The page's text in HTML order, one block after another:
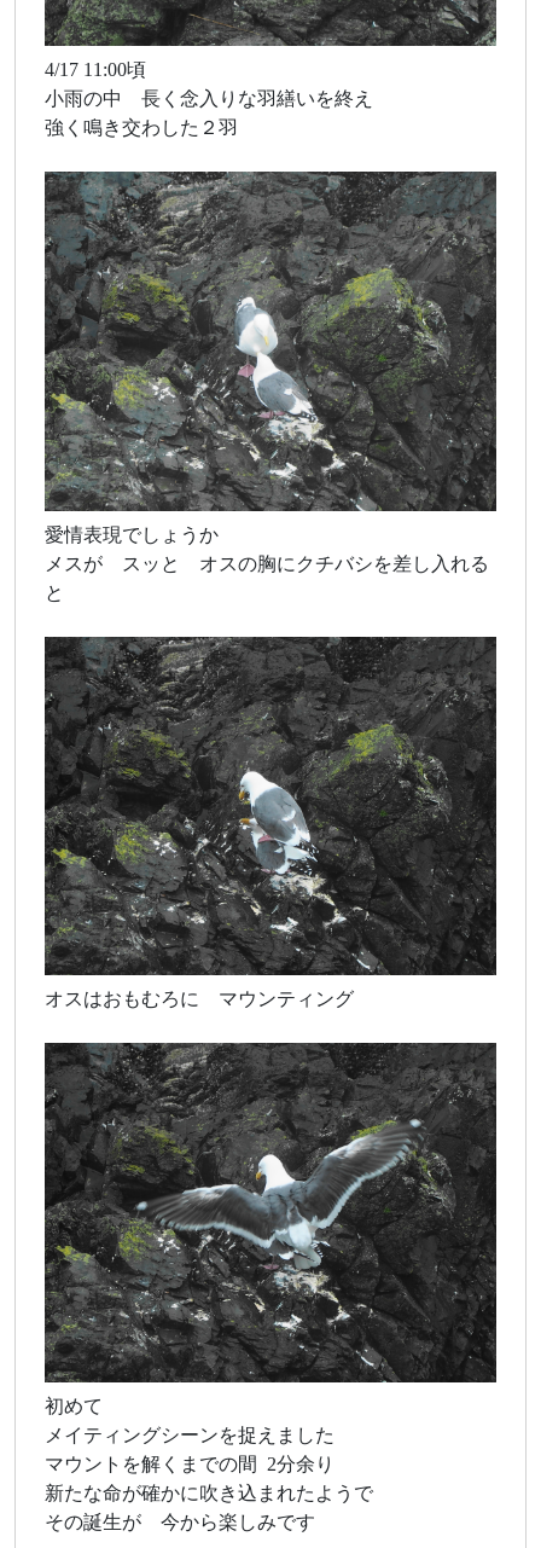
4/17 11:00頃
小雨の中 長く念入りな羽繕いを終え
強く鳴き交わした２羽
愛情表現でしょうか
メスが スッと オスの胸にクチバシを差し入れる
と
オスはおもむろに マウンティング
初めて
メイティングシーンを捉えました
マウントを解くまでの間 2分余り
新たな命が確かに吹き込まれたようで
その誕生が 今から楽しみです